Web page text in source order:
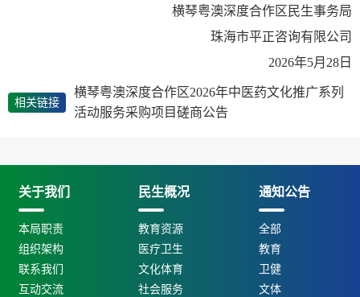
横琴粤澳深度合作区民生事务局
珠海市平正咨询有限公司
2026年5月28日
相关链接
横琴粤澳深度合作区2026年中医药文化推广系列
活动服务采购项目磋商公告
关于我们
本局职责
组织架构
联系我们
互动交流
民生概况
教育资源
医疗卫生
文化体育
社会服务
通知公告
全部
教育
卫健
文体